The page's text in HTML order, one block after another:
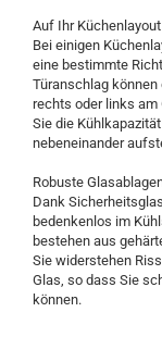
Auf Ihr
Bei einigen
eine bestimmte
Türanschlag
rechts oder links am
Sie die
nebeneinander
Robuste
Dank
bedenkenlos im
bestehen aus
Sie widerstehen
Glas, so dass Sie
können.